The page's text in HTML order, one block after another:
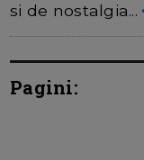
si de nostalgia...
Pagini: